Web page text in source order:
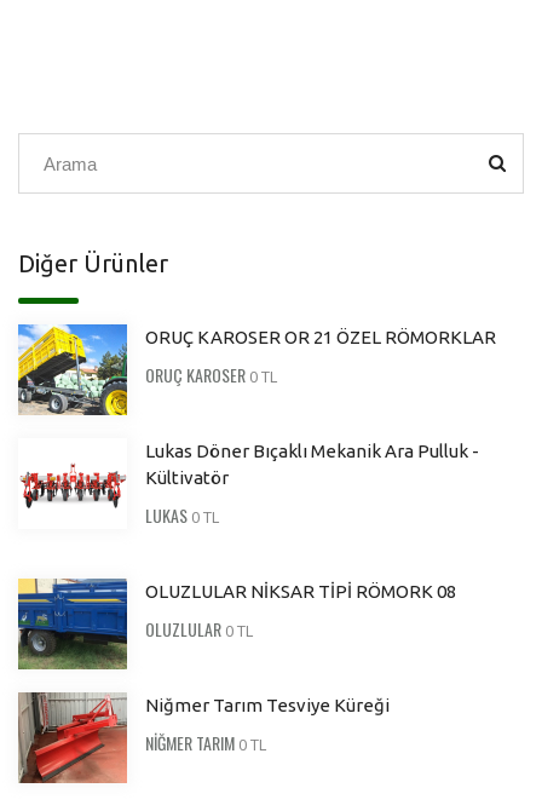
Diğer Ürünler
ORUÇ KAROSER OR 21 ÖZEL RÖMORKLAR
ORUÇ KAROSER 0 TL
Lukas Döner Bıçaklı Mekanik Ara Pulluk -
Kültivatör
LUKAS 0 TL
OLUZLULAR NİKSAR TİPİ RÖMORK 08
OLUZLULAR 0 TL
Niğmer Tarım Tesviye Küreği
NİĞMER TARIM 0 TL